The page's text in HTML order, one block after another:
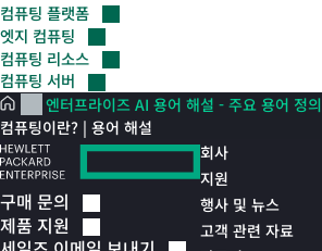
컴퓨팅 플랫폼
엣지 컴퓨팅
컴퓨팅 리소스
컴퓨팅 서버
엔터프라이즈 AI 용어 해설 - 주요 용어 정의
컴퓨팅이란? | 용어 해설
구매 문의
제품 지원
회사
지원
행사 및 뉴스
고객 관련 자료